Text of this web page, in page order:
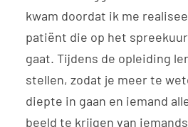
kwam doordat ik me
patiënt die op het
gaat. Tijdens de opleiding
stellen, zodat je meer te
diepte in gaan en iemand
beeld te krijgen van